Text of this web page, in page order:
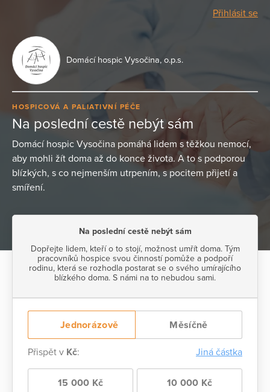
Přihlásit se
Domácí hospic Vysočina, o.p.s.
HOSPICOVÁ A PALIATIVNÍ PÉČE
Na poslední cestě nebýt sám
Domácí hospic Vysočina pomáhá lidem s těžkou nemocí,
aby mohli žít doma až do konce života. A to s podporou
blízkých, s co nejmenším utrpením, s pocitem přijetí a
smíření.
Na poslední cestě nebýt sám
Dopřejte lidem, kteří o to stojí, možnost umřít doma. Tým
pracovníků hospice svou činností pomůže a podpoří
rodinu, která se rozhodla postarat se o svého umírajícího
blízkého doma. S námi na to nebudou sami.
Jednorázově Měsíčně
Přispět v Kč: Jiná částka
15 000 Kč 10 000 Kč